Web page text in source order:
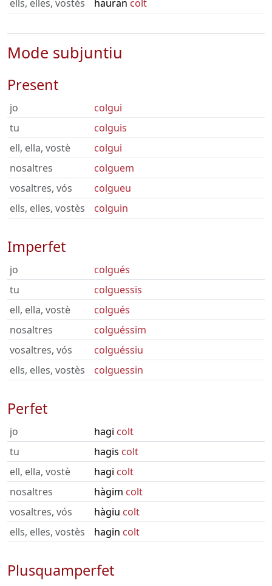
ells, elles, vostès hauran colt
Mode subjuntiu
Present
jo
colgui
tu
colguis
ell, ella, vostè
colgui
nosaltres
colguem
vosaltres, vós
colgueu
ells, elles, vostès
colguin
Imperfet
jo
colgués
tu
colguessis
ell, ella, vostè
colgués
nosaltres
colguéssim
vosaltres, vós
colguéssiu
ells, elles, vostès
colguessin
Perfet
jo hagi colt
tu
hagis colt
ell, ella, vostè
hagi colt
nosaltres
hàgim colt
vosaltres, vós
hàgiu colt
ells, elles, vostès
hagin colt
Plusquamperfet